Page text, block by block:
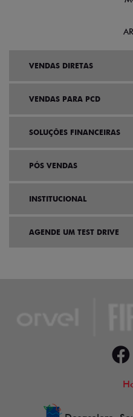
VENDAS DIRETAS
VENDAS PARA PCD
SOLUÇÕES FINANCEIRAS
PÓS VENDAS
INSTITUCIONAL
AGENDE UM TEST DRIVE